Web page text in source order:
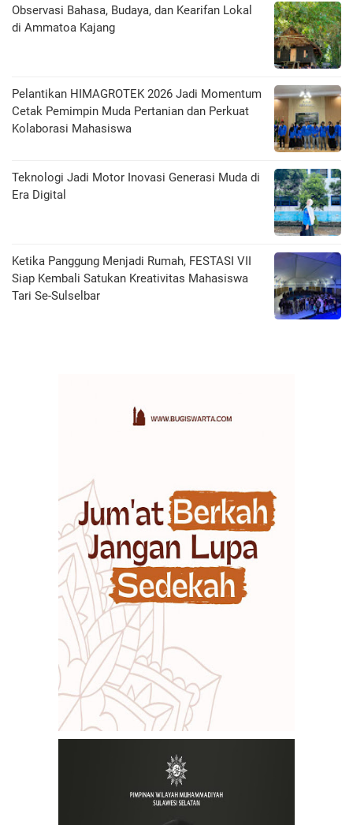
Observasi Bahasa, Budaya, dan Kearifan Lokal
di Ammatoa Kajang
Pelantikan HIMAGROTEK 2026 Jadi Momentum
Cetak Pemimpin Muda Pertanian dan Perkuat
Kolaborasi Mahasiswa
Teknologi Jadi Motor Inovasi Generasi Muda di
Era Digital
Ketika Panggung Menjadi Rumah, FESTASI VII
Siap Kembali Satukan Kreativitas Mahasiswa
Tari Se-Sulselbar